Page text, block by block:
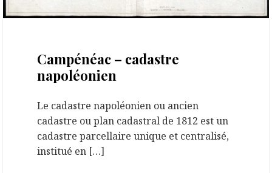
Campénéac – cadastre
napoléonien
Le cadastre napoléonien ou ancien
cadastre ou plan cadastral de 1812 est un
cadastre parcellaire unique et centralisé,
institué en […]